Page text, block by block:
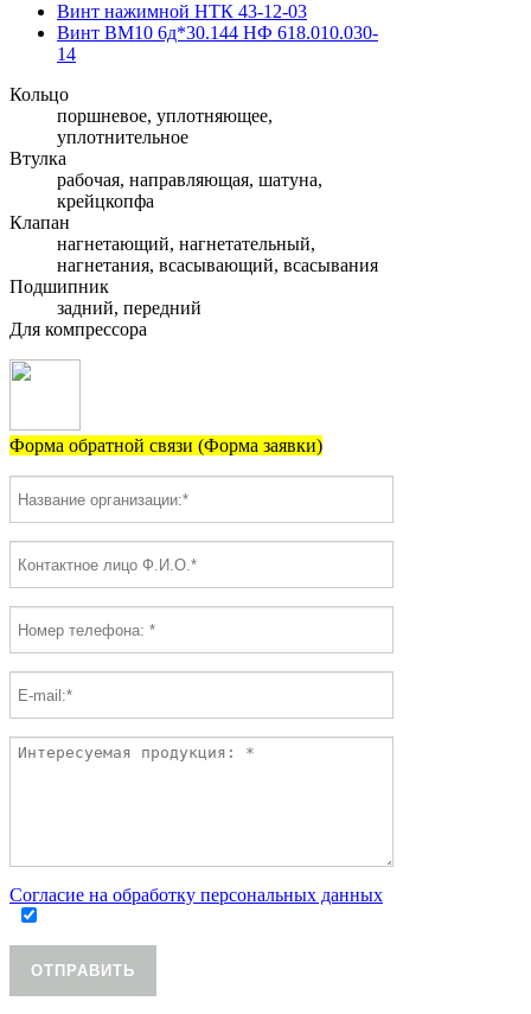
Винт нажимной НТК 43-12-03
Винт ВМ10 6д*30.144 НФ 618.010.030-
14
Кольцо
поршневое, уплотняющее,
уплотнительное
Втулка
рабочая, направляющая, шатуна,
крейцкопфа
Клапан
нагнетающий, нагнетательный,
нагнетания, всасывающий, всасывания
Подшипник
задний, передний
Для компрессора
Форма обратной связи (Форма заявки)
Согласие на обработку персональных данных
ОТПРАВИТЬ